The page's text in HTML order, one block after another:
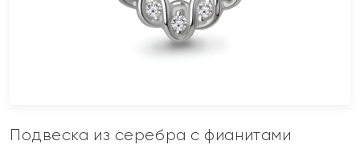
Подвеска из серебра с фианитами